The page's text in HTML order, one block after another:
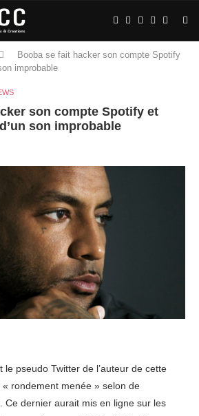
Booba se fait hacker son compte Spotify
improbable
son compte Spotify et
son improbable
le pseudo Twitter de l’auteur de cette
« rondement menée » selon de
Ce dernier aurait mis en ligne sur les